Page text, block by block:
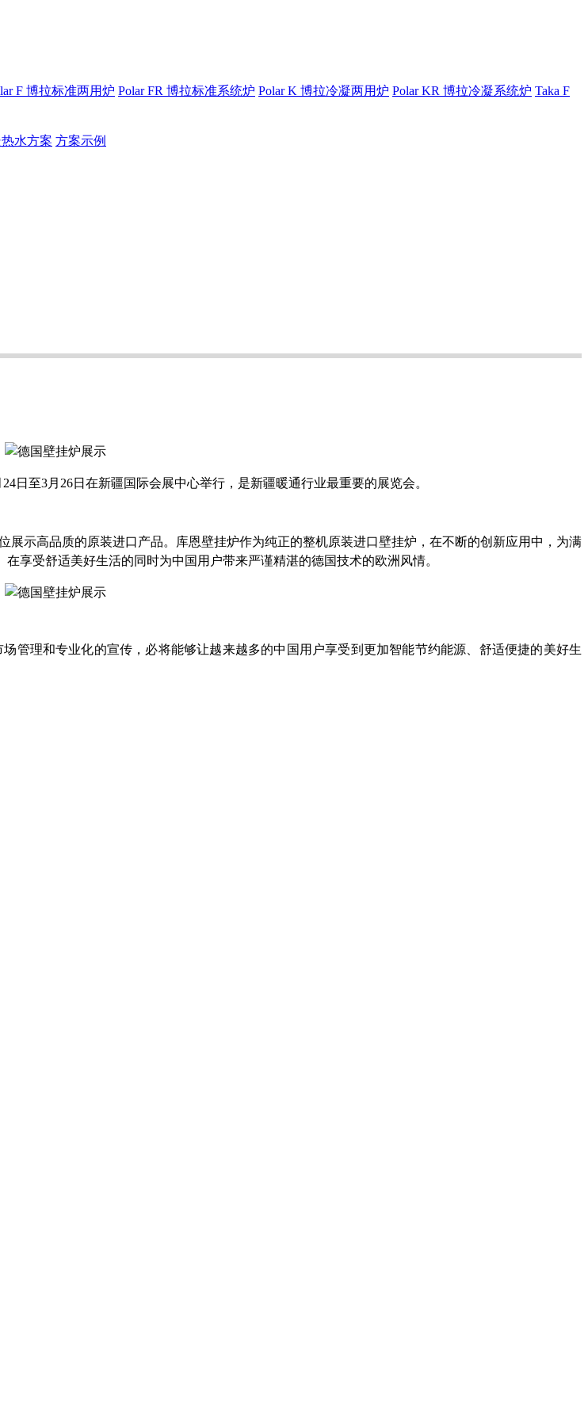
F 博拉标准两用炉 Polar FR 博拉标准系统炉 Polar K 博拉冷凝两用炉 Polar KR 博拉冷凝系统炉 Taka F
水方案 方案示例
日至3月26日在新疆国际会展中心举行，是新疆暖通行业最重要的展览会。
示高品质的原装进口产品。库恩壁挂炉作为纯正的整机原装进口壁挂炉，在不断的创新应用中，为满
享受舒适美好生活的同时为中国用户带来严谨精湛的德国技术的欧洲风情。
管理和专业化的宣传，必将能够让越来越多的中国用户享受到更加智能节约能源、舒适便捷的美好生